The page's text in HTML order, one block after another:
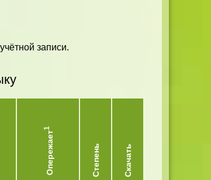
записи.
Опережает
1
Степень Скачать